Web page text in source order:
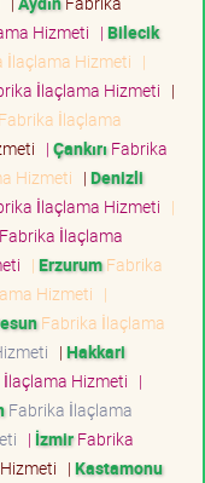
Hizmeti | Bilecik
İlaçlama Hizmeti |
İlaçlama Hizmeti |
Fabrika İlaçlama
| Çankırı Fabrika
Hizmeti | Denizli
İlaçlama Hizmeti |
Fabrika İlaçlama
| ErzurumFabrika
Hizmeti |
Fabrika İlaçlama
| Hakkari
Hizmeti |
Fabrika İlaçlama
| İzmirFabrika
| Kastamonu